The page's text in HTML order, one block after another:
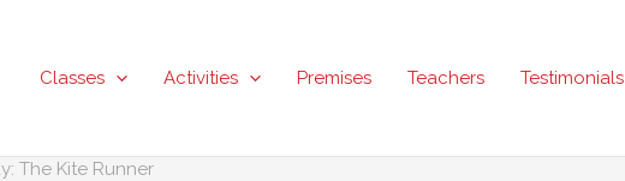
Classes Activities Premises Teachers Testimonials
The Kite Runner